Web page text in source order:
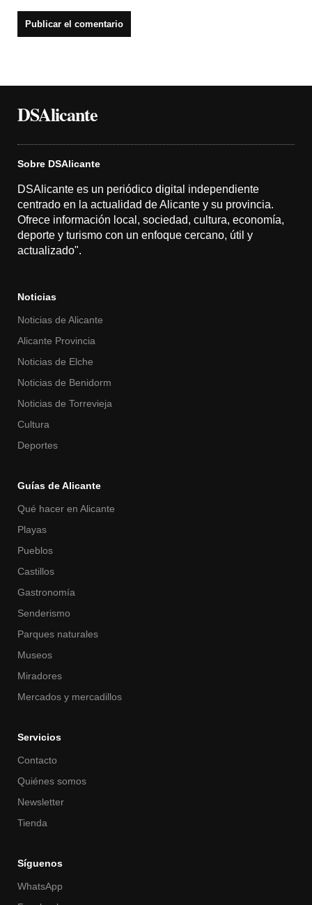
DSAlicante
Sobre DSAlicante
DSAlicante es un periódico digital independiente
centrado en la actualidad de Alicante y su provincia.
Ofrece información local, sociedad, cultura, economía,
deporte y turismo con un enfoque cercano, útil y
actualizado".
Noticias
Noticias de Alicante
Alicante Provincia
Noticias de Elche
Noticias de Benidorm
Noticias de Torrevieja
Cultura
Deportes
Guías de Alicante
Qué hacer en Alicante
Playas
Pueblos
Castillos
Gastronomía
Senderismo
Parques naturales
Museos
Miradores
Mercados y mercadillos
Servicios
Contacto
Quiénes somos
Newsletter
Tienda
Síguenos
WhatsApp